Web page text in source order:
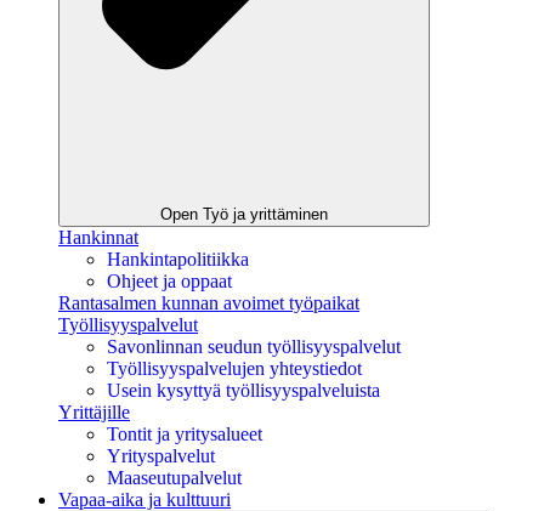
Open Työ ja yrittäminen
Hankinnat
Hankintapolitiikka
Ohjeet ja oppaat
Rantasalmen kunnan avoimet työpaikat
Työllisyyspalvelut
Savonlinnan seudun työllisyyspalvelut
Työllisyyspalvelujen yhteystiedot
Usein kysyttyä työllisyyspalveluista
Yrittäjille
Tontit ja yritysalueet
Yrityspalvelut
Maaseutupalvelut
Vapaa-aika ja kulttuuri